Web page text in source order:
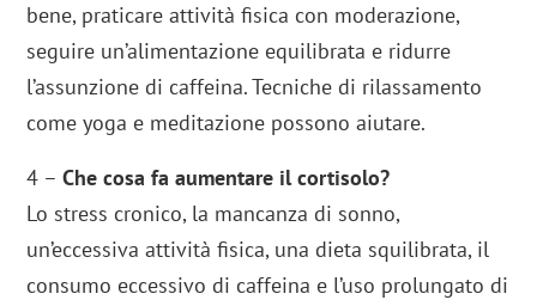
bene, praticare attività fisica con moderazione,
seguire un’alimentazione equilibrata e ridurre
l’assunzione di caffeina. Tecniche di rilassamento
come yoga e meditazione possono aiutare.
4 –Che cosa fa aumentare il cortisolo?
Lo stress cronico, la mancanza di sonno,
un’eccessiva attività fisica, una dieta squilibrata, il
consumo eccessivo di caffeina e l’uso prolungato di